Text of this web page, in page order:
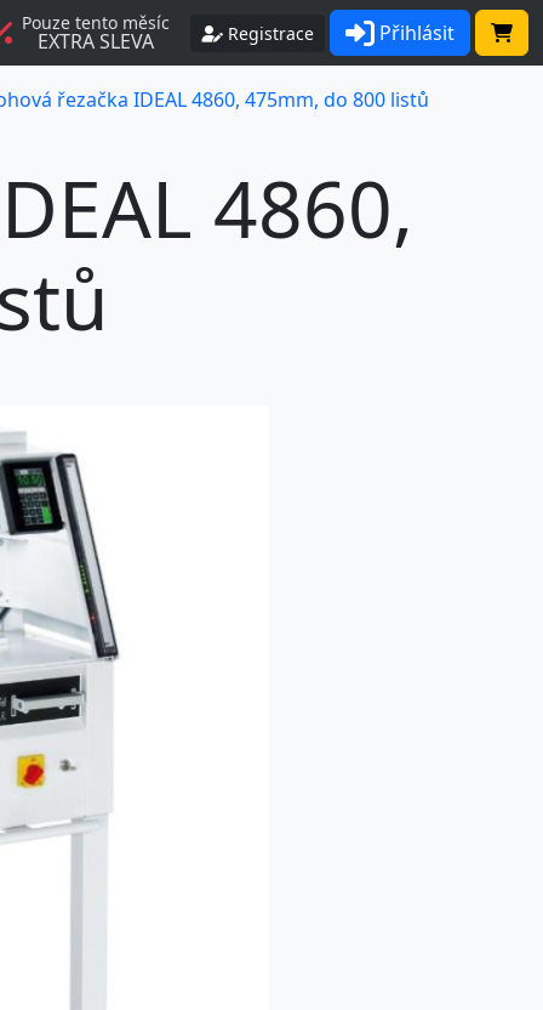
Pouze tento měsíc
EXTRA SLEVA Registrace Přihlásit
řezačka IDEAL 4860, 475mm, do 800 listů
4860,